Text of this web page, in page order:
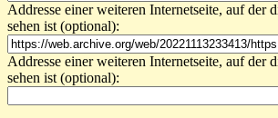
Addresse einer weiteren Internetseite, auf der
sehen ist (optional):
Addresse einer weiteren Internetseite, auf der
sehen ist (optional):